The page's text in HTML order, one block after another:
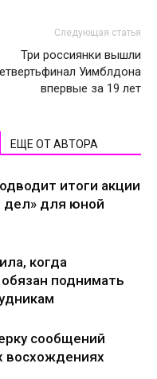
Следующая статья
Три россиянки вышли
Уимблдона
впервые за 19 лет
ЕЩЕ ОТ АВТОРА
итоги акции
для юной
когда
поднимать
сообщений
восхождениях